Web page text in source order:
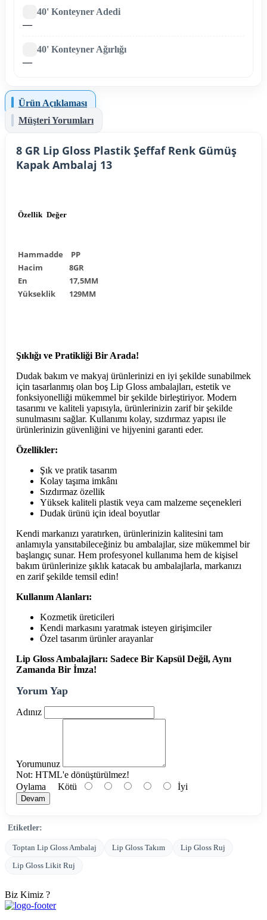
40' Konteyner Adedi
—
40' Konteyner Ağırlığı
—
Ürün Açıklaması
Müşteri Yorumları
8 GR Lip Gloss Plastik Şeffaf Renk Gümüş
Kapak Ambalaj 13
Özellik Değer
Hammadde
PP
Hacim
8GR
En
17,5MM
Yükseklik
129MM
Şıklığı ve Pratikliği Bir Arada!
Dudak bakım ve makyaj ürünlerinizi en iyi şekilde sunabilmek
için tasarlanmış olan boş Lip Gloss ambalajları, estetik ve
fonksiyonelliği mükemmel bir şekilde birleştiriyor. Modern
tasarımı ve kaliteli yapısıyla, ürünlerinizin zarif bir şekilde
sunulmasını sağlar. Kullanımı kolay, sızdırmaz yapısı ile
ürünlerinizin güvenliğini ve hijyenini garanti eder.
Özellikler:
Şık ve pratik tasarım
Kolay taşıma imkânı
Sızdırmaz özellik
Yüksek kaliteli plastik veya cam malzeme seçenekleri
Dudak ürünü için ideal boyutlar
Kendi markanızı yaratırken, ürünlerinizin kalitesini tam
anlamıyla yansıtabileceğiniz bu ambalajlar, size mükemmel bir
başlangıç sunar. Hem profesyonel kullanıma hem de kişisel
bakım ürünlerinize şıklık katacak bu ambalajlarla, markanızı
en zarif şekilde temsil edin!
Kullanım Alanları:
Kozmetik üreticileri
Kendi markasını yaratmak isteyen girişimciler
Özel tasarım ürünler arayanlar
Lip Gloss Ambalajları: Sadece Bir Kapsül Değil, Aynı
Zamanda Bir İmza!
Yorum Yap
Adınız
Yorumunuz
Not: HTML'e dönüştürülmez!
Oylama Kötü İyi
Devam
Etiketler:
Toptan Lip Gloss Ambalaj Lip Gloss Takım
Lip Gloss Ruj
Lip Gloss Likit Ruj
Biz Kimiz ?